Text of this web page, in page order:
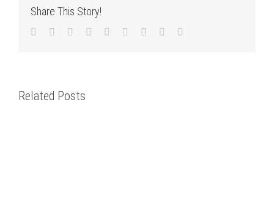
Share This Story!
Facebook
TwitterLinkedIn
Reddit WhatsApp
TumblrPinterest
Related Posts